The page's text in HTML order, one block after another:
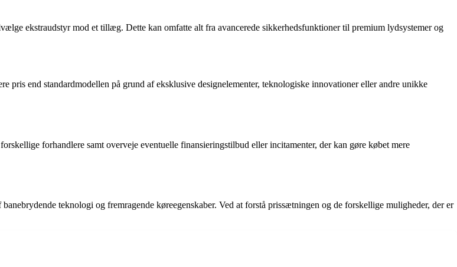
ekstraudstyr mod et tillæg. Dette kan omfatte alt fra avancerede sikkerhedsfunktioner til premium lydsystemer og
pris end standardmodellen på grund af eksklusive designelementer, teknologiske innovationer eller andre unikke
forhandlere samt overveje eventuelle finansieringstilbud eller incitamenter, der kan gøre købet mere
teknologi og fremragende køreegenskaber. Ved at forstå prissætningen og de forskellige muligheder, der er